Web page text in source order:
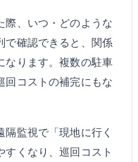
際、いつ・どのような
で確認できると、関係
なります。複数の駐車
回コストの補完にもな
監視で「現地に行く
すくなり、巡回コスト